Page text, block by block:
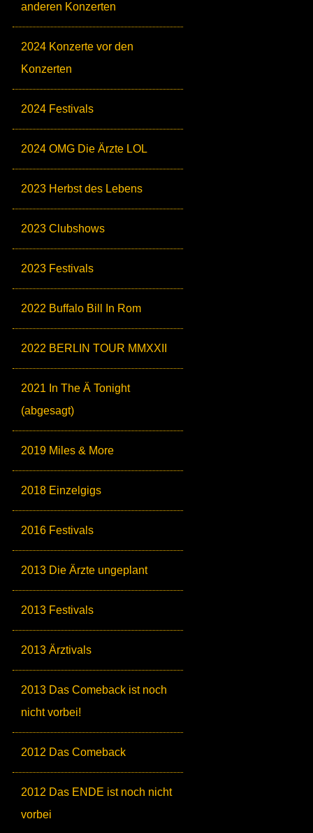
anderen Konzerten
2024 Konzerte vor den
Konzerten
2024 Festivals
2024 OMG Die Ärzte LOL
2023 Herbst des Lebens
2023 Clubshows
2023 Festivals
2022 Buffalo Bill In Rom
2022 BERLIN TOUR MMXXII
2021 In The Ä Tonight
(abgesagt)
2019 Miles & More
2018 Einzelgigs
2016 Festivals
2013 Die Ärzte ungeplant
2013 Festivals
2013 Ärztivals
2013 Das Comeback ist noch
nicht vorbei!
2012 Das Comeback
2012 Das ENDE ist noch nicht
vorbei